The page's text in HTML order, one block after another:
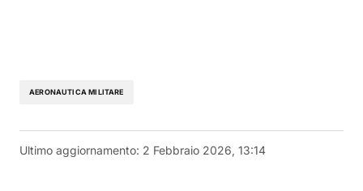
AERONAUTICA MILITARE
Ultimo aggiornamento: 2 Febbraio 2026, 13:14